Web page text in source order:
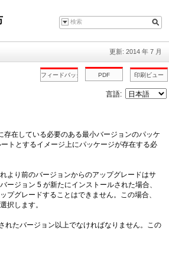
更新: 2014 年 7 月
言語:
在している必要のある最小バージョンのパッケ
トとするイメージ上にパッケージが存在する必
より前のバージョンからのアップグレードはサ
ージョン 5 が新たにインストールされた場合、
グレードすることはできません。この場合、
択します。
れたバージョン以上でなければなりません。この